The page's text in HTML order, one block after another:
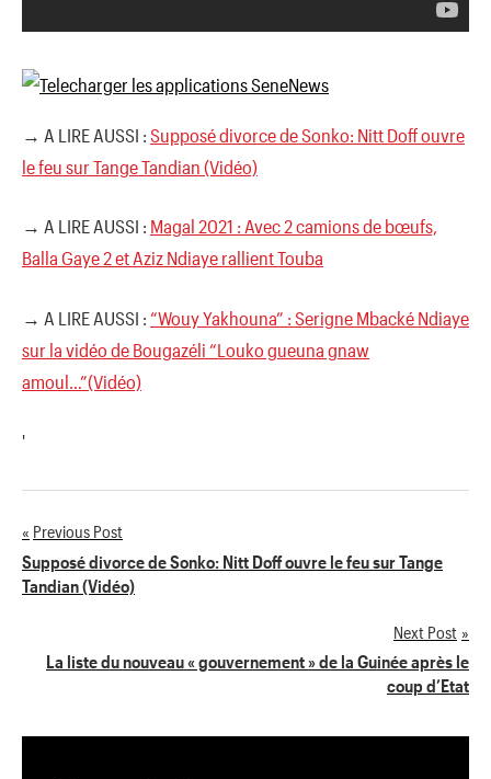
→ A LIRE AUSSI : Supposé divorce de Sonko: Nitt Doff ouvre
le feu sur Tange Tandian (Vidéo)
→ A LIRE AUSSI : Magal 2021 : Avec 2 camions de bœufs,
Balla Gaye 2 et Aziz Ndiaye rallient Touba
→ A LIRE AUSSI : “Wouy Yakhouna” : Serigne Mbacké Ndiaye
sur la vidéo de Bougazéli “Louko gueuna gnaw
amoul…”(Vidéo)
'
Navigation
de
Previous Post
Supposé divorce de Sonko: Nitt Doff ouvre le feu sur Tange
Tandian (Vidéo)
Next Post
La liste du nouveau « gouvernement » de la Guinée après le
coup d’Etat